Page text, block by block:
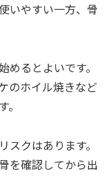
いやすい一方、骨
るとよいです。
のホイル焼きなど
クはあります。
を確認してから出